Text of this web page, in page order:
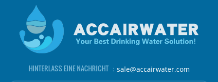
HINTERLASS EINE NACHRICHT ： sale@accairwater.com